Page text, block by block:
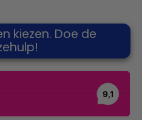
kiezen. Doe de